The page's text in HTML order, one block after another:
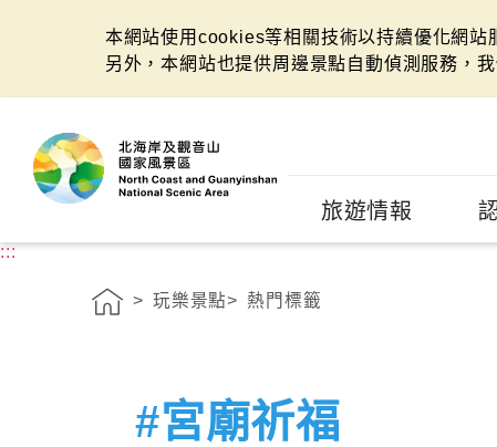
本網站使用cookies等相關技術以持續優化網站
另外，本網站也提供周邊景點自動偵測服務，
旅遊情報
:::
玩樂景點 熱門標籤
#宮廟祈福